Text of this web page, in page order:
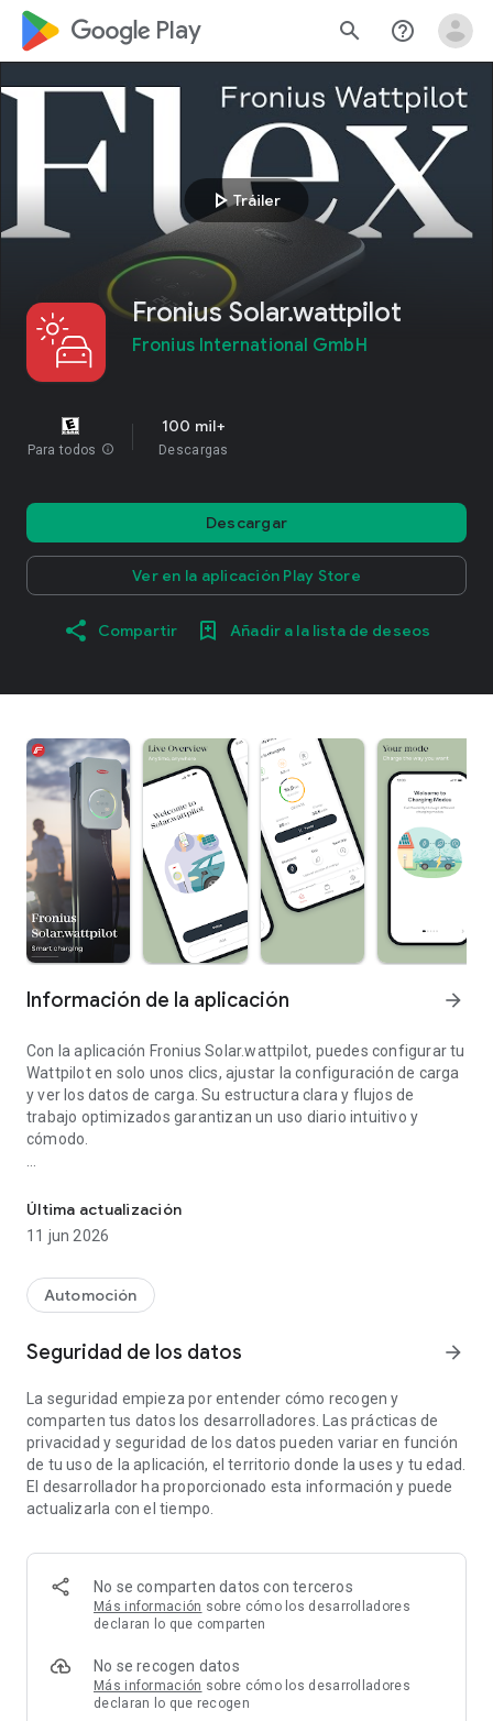
google_logo Play search help_outline
play_arrowTráiler
Fronius Solar.wattpilot
Fronius International GmbH
Para todos info
100 mil+
Descargas
Descargar
Ver en la aplicación Play Store
Compartir Añadir a la lista de deseos
Información de la aplicación arrow_forward
Con la aplicación Fronius Solar.wattpilot, puedes configurar tu
Wattpilot en solo unos clics, ajustar la configuración de carga
y ver los datos de carga. Su estructura clara y flujos de
trabajo optimizados garantizan un uso diario intuitivo y
cómodo.
/ Configuración
Configurar el Wattpilot es muy sencillo con la aplicación. Un
garantiza una configuración rápida y fiable. La conexión se
establece a través del punto de acceso del punto de carga o a
Puedes ajustar fácilmente numerosas funciones a través de
la aplicación: corriente de carga, modos de carga (p. ej., Modo
Eco o Modo Próximo Viaje), equilibrio de carga y prioridades.
Gracias a los Ajustes Rápidos, puedes seleccionar
directamente ajustes importantes como los modos de carga.
Todos los datos relevantes, desde el estado del dispositivo
hasta la información detallada de carga, se muestran
claramente en la aplicación. El panel de control actúa como
centro de información y ofrece acceso rápido a la
/ Independencia de la ubicación
Es especialmente cómodo configurar el modo de carga a
Última actualización
11 jun 2026
Automoción
Seguridad de los datos arrow_forward
La seguridad empieza por entender cómo recogen y
comparten tus datos los desarrolladores. Las prácticas de
privacidad y seguridad de los datos pueden variar en función
de tu uso de la aplicación, el territorio donde la uses y tu edad.
El desarrollador ha proporcionado esta información y puede
actualizarla con el tiempo.
No se comparten datos con terceros
Más información sobre cómo los desarrolladores
declaran lo que comparten
No se recogen datos
Más información sobre cómo los desarrolladores
declaran lo que recogen